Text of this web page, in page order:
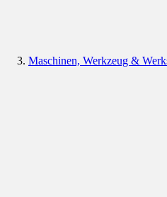
Maschinen, Werkzeug &